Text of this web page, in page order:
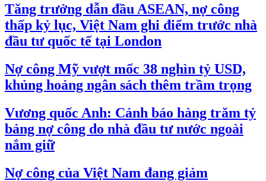
Tăng trưởng dẫn đầu ASEAN, nợ công
thấp kỷ lục, Việt Nam ghi điểm trước nhà
đầu tư quốc tế tại London
Nợ công Mỹ vượt mốc 38 nghìn tỷ USD,
khủng hoảng ngân sách thêm trầm trọng
Vương quốc Anh: Cảnh báo hàng trăm tỷ
bảng nợ công do nhà đầu tư nước ngoài
nắm giữ
Nợ công của Việt Nam đang giảm